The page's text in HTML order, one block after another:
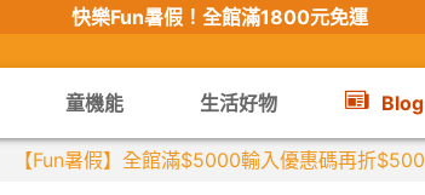
快樂Fun暑假！ 全館滿1800元免運
童機能 生活好物 Blog
【Fun暑假】全館滿$5000輸入優惠碼再折$500